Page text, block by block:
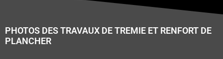
PHOTOS DES TRAVAUX DE TREMIE ET RENFORT DE
PLANCHER